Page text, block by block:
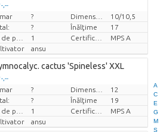
A
C
E
G
M
S
-,--
per bucata
?
10/10,5
? Înălţime
17
1
MPS A
ansu
cactus 'Spineless' XXL
-,--
per bucata
?
12
? Înălţime
19
1
MPS A
ansu